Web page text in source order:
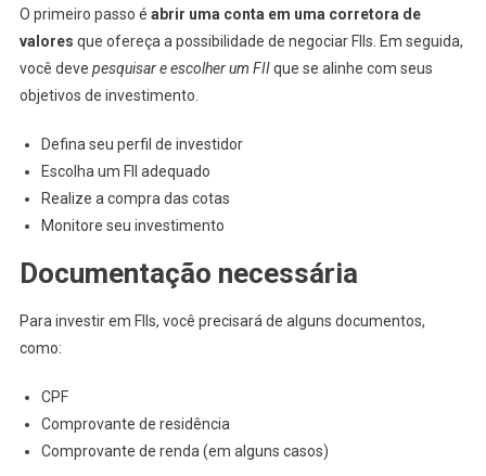
O primeiro passo é abrir uma conta em uma corretora de
valores que ofereça a possibilidade de negociar FIIs. Em seguida,
você deve pesquisar e escolher um FIIque se alinhe com seus
objetivos de investimento.
Defina seu perfil de investidor
Escolha um FII adequado
Realize a compra das cotas
Monitore seu investimento
Documentação necessária
Para investir em FIIs, você precisará de alguns documentos,
como:
CPF
Comprovante de residência
Comprovante de renda (em alguns casos)